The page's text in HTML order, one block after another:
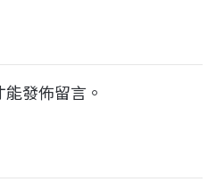
發佈留言。